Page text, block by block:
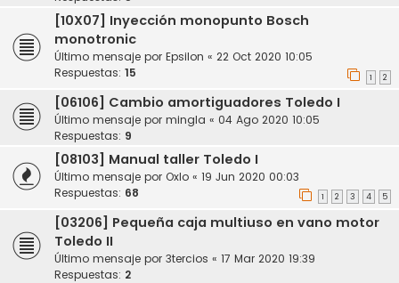
[10X07] Inyección monopunto Bosch
monotronic
Último mensaje por Epsilon « 22 Oct 2020 10:05
Respuestas: 15 1 2
[06106] Cambio amortiguadores Toledo I
Último mensaje por mingla « 04 Ago 2020 10:05
Respuestas: 9
[08103] Manual taller Toledo I
Último mensaje por Oxlo « 19 Jun 2020 00:03
Respuestas: 68 1 2 3 4 5
[03206] Pequeña caja multiuso en vano motor
Toledo II
Último mensaje por 3tercios « 17 Mar 2020 19:39
Respuestas: 2